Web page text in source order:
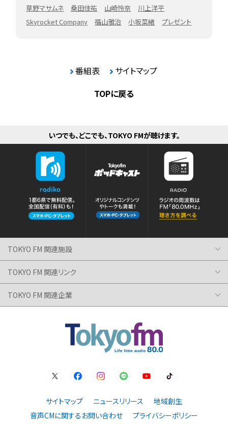
草野マサムネ
桑田佳祐 山崎怜奈
川上洋平
Skyrocket Company
福山雅治 小坂菜緒 プレゼント
番組表
サイトマップ
TOPに戻る
いつでも、どこでも、TOKYO FMが聴けます。
TOKYO FM 関連施設
TOKYO FM 関連リンク
TOKYO FM 関連企業
サイトマップ ニュースリリース
地域創生
音声CMに関するお問い合わせ
プライバシーポリシー